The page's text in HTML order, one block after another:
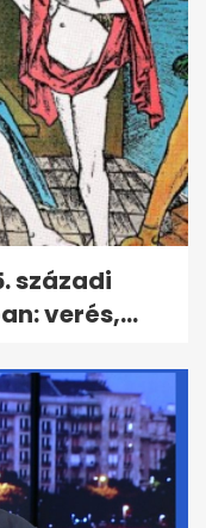
századi
verés,...